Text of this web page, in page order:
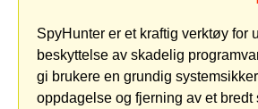
SpyHunter er et kraftig verktøy for
beskyttelse av skadelig
gi brukere en grundig
oppdagelse og fjerning av et bredt